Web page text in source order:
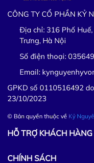
CÔNG TY CỔ PHẦN KỶ
Địa chỉ: 316 Phố
Trưng, Hà Nội
Số điện thoại:
Email:
GPKD số 0110516492
23/10/2023
© Bản quyền thuộc về Kỷ
HỖ TRỢ KHÁCH HÀNG
CHÍNH SÁCH